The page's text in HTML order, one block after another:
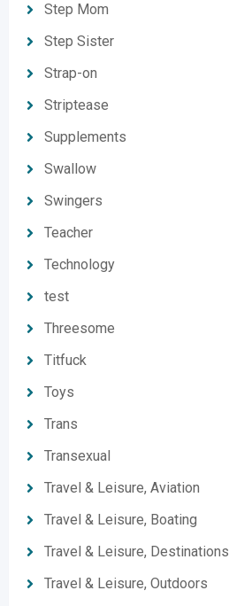
Step Mom
Step Sister
Strap-on
Striptease
Supplements
Swallow
Swingers
Teacher
Technology
test
Threesome
Titfuck
Toys
Trans
Transexual
Travel & Leisure, Aviation
Travel & Leisure, Boating
Travel & Leisure, Destinations
Travel & Leisure, Outdoors